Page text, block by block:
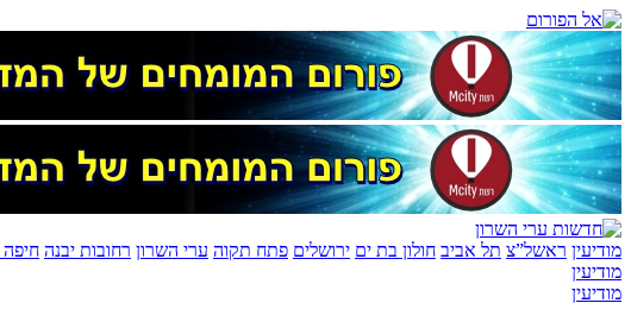
מודיעין ראשל”צ תל אביב חולון בת ים ירושלים פתח תקוה ערי השרון רחובות יבנה חיפה
מודיעין
מודיעין